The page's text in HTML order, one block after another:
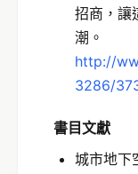
招商，讓
潮。
http://
3286/
書目文獻
城市地下